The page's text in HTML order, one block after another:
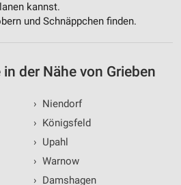
kannst.
und Schnäppchen finden.
der Nähe von Grieben
› Niendorf
› Königsfeld
› Upahl
› Warnow
› Damshagen